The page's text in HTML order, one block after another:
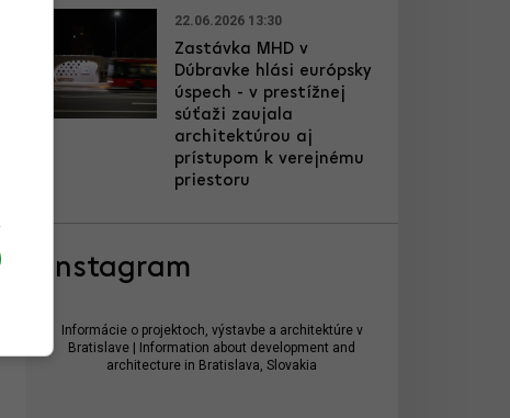
22.06.2026 13:30
Zastávka MHD v
Dúbravke hlási európsky
úspech - v prestížnej
súťaži zaujala
architektúrou aj
prístupom k verejnému
priestoru
Instagram
Informácie o projektoch, výstavbe a architektúre v
Bratislave | Information about development and
architecture in Bratislava, Slovakia